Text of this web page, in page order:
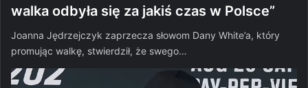
walka odbyła się za jakiś czas w Polsce”
Joanna Jędrzejczyk zaprzecza słowom Dany White’a, który
promując walkę, stwierdził, że swego…